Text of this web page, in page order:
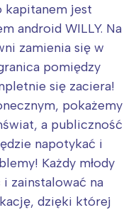
kapitanem jest
android WILLY. Na
zamienia się w
pomiędzy
się zaciera!
pokażemy
a publiczność
napotykać i
Każdy młody
zainstalować na
dzięki której